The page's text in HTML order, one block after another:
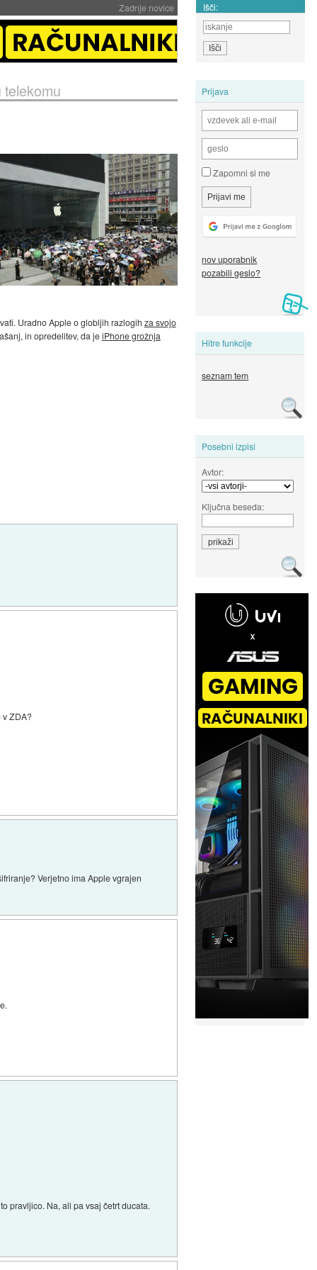
Zadnje novice Išči:
Prijava
Zapomni si me
nov uporabnik
pozabili geslo?
Hitre funkcije
seznam tem
Posebni izpisi
Avtor:
Ključna beseda:
Uradno Apple o globljih razlogih za svojo
in opredelitev, da jeiPhone grožnja
ZDA?
Verjetno ima Apple vgrajen
pravljico. Na, ali pa vsaj četrt ducata.